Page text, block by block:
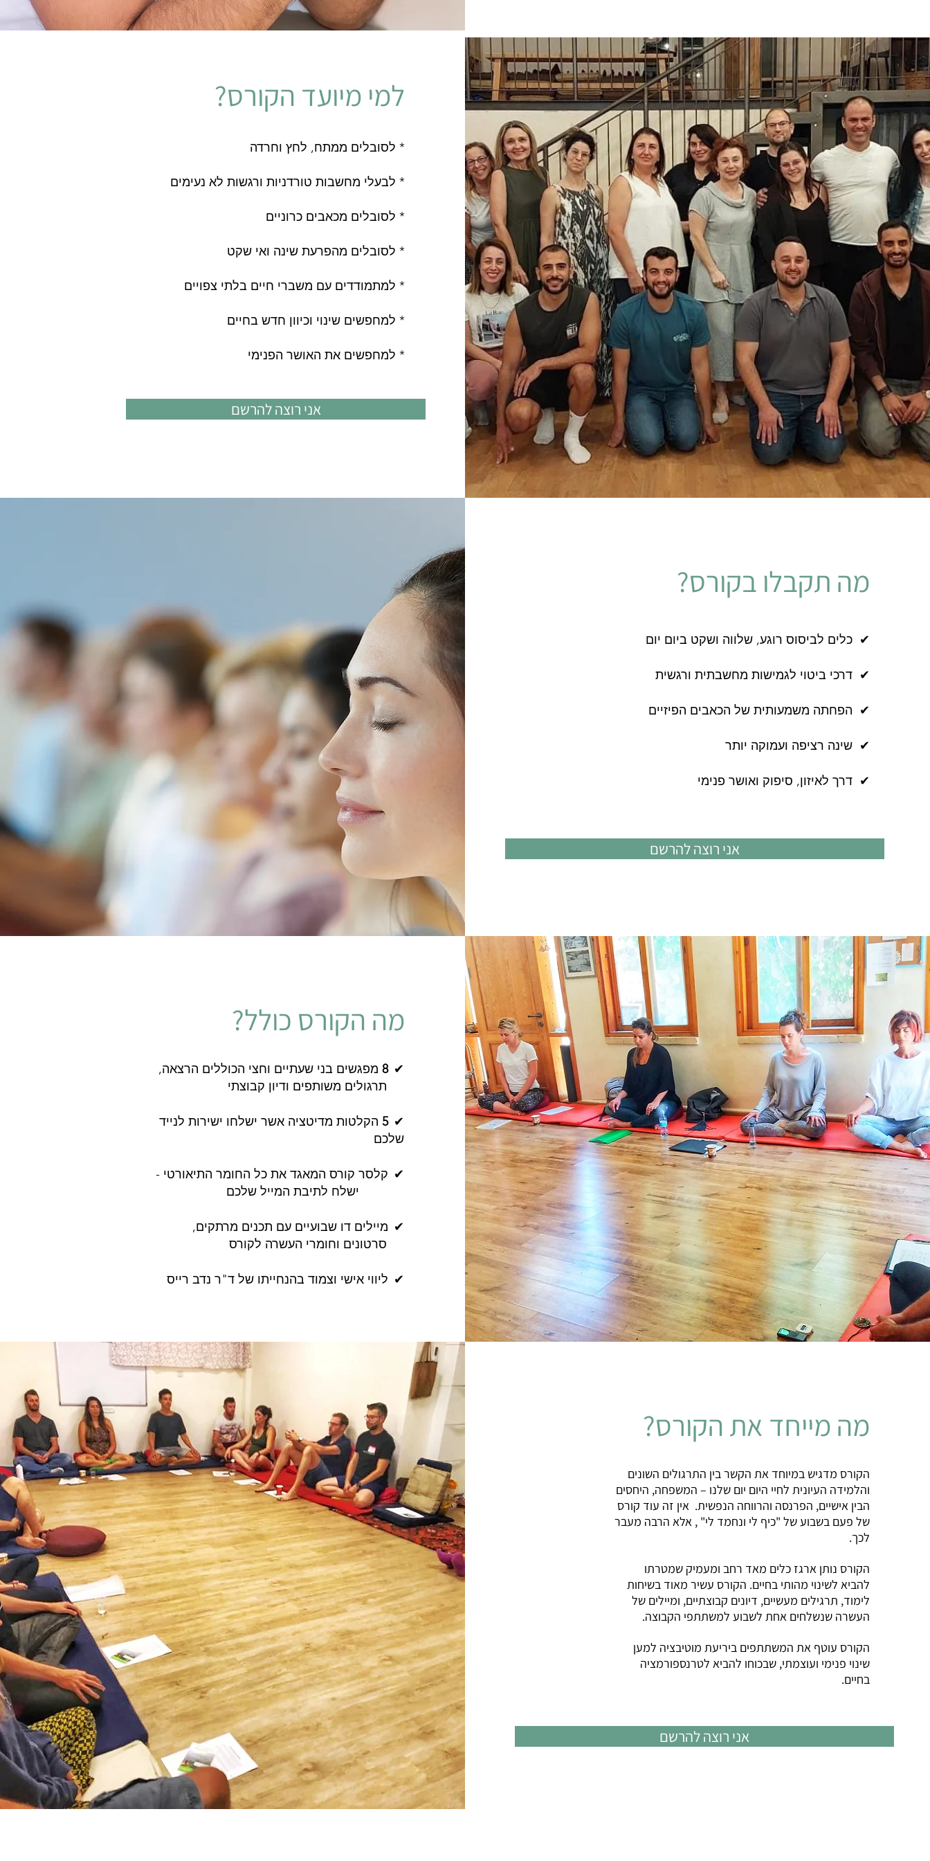
למי מיועד הקורס?
לסובלים ממתח, לחץ וחרדה *
לבעלי מחשבות טורדניות ורגשות לא נעימים *
לסובלים מכאבים כרוניים *
לסובלים מהפרעת שינה ואי שקט *
למתמודדים עם משברי חיים בלתי צפויים *
למחפשים שינוי וכיוון חדש בחיים *
למחפשים את האושר הפנימי *
אני רוצה להרשם
מה תקבלו בקורס?
✔
✔
✔
✔
✔
אני רוצה להרשם
מה הקורס כולל?
✔
8 מפגשים בני שעתיים וחצי הכוללים הרצאה,
תרגולים משותפים ודיון קבוצתי
✔
5 הקלטות מדיטציה אשר ישלחו ישירות לנייד
שלכם
✔ קלסר קורס המאגד את כל החומר התיאורטי -
ישלח לתיבת המייל שלכם
✔ מיילים דו שבועיים עם תכנים מרתקים,
סרטונים וחומרי העשרה לקורס
✔ ליווי אישי וצמוד בהנחייתו של ד"ר נדב רייס
מה מייחד את הקורס?
הקורס מדגיש במיוחד את הקשר בין התרגולים השונים
והלמידה העיונית לחיי היום יום שלנו – המשפחה, היחסים
הבין אישיים, הפרנסה והרווחה הנפשית. אין זה עוד קורס
של פעם בשבוע של "כיף לי ונחמד לי" , אלא הרבה מעבר
לכך.
הקורס נותן ארגז כלים מאד רחב ומעמיק שמטרתו
להביא לשינוי מהותי בחיים. הקורס עשיר מאוד בשיחות
לימוד, תרגילים מעשיים, דיונים קבוצתיים, ומיילים של
העשרה שנשלחים אחת לשבוע למשתתפי הקבוצה.
הקורס עוטף את המשתתפים ביריעת מוטיבציה למען
שינוי פנימי ועוצמתי, שבכוחו להביא לטרנספורמציה
בחיים.
אני רוצה להרשם